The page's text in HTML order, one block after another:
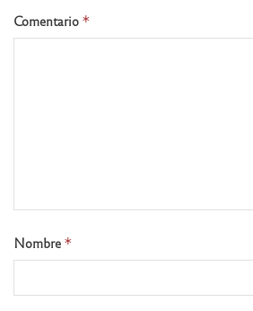
Comentario *
Nombre *